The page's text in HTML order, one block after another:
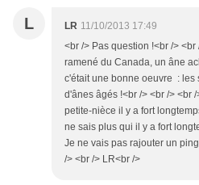
L LR 11/10/2013 17:49
<br /> Pas question !<br />
ramené du Canada, un âne
c'était une bonne oeuvre : les
d'ânes âgés !<br /> <br /> <br
petite-nièce il y a fort
ne sais plus qui il y a fort
Je ne vais pas rajouter un
/> <br /> LR<br />